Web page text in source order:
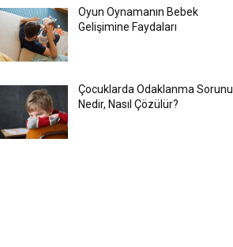
Oyun Oynamanın Bebek
Gelişimine Faydaları
Çocuklarda Odaklanma Sorunu
Nedir, Nasıl Çözülür?